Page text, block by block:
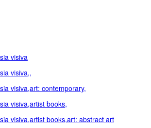
visiva
visiva,,
visiva,art: contemporary,
visiva,artist books,
visiva,artist books,art: abstract art